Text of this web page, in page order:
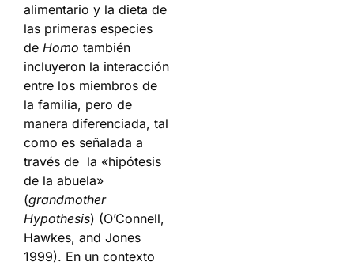
alimentario y la dieta de
las primeras especies
de Homo también
incluyeron la interacción
entre los miembros de
la familia, pero de
manera diferenciada, tal
como es señalada a
través de la «hipótesis
de la abuela»
(grandmother
Hypothesis) (O’Connell,
Hawkes, and Jones
1999). En un contexto